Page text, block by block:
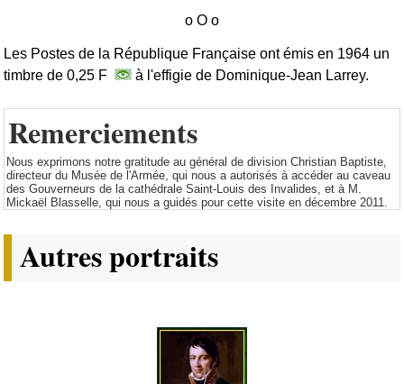
Les Postes de la République Française ont émis en 1964 un
timbre de 0,25 F
à l'effigie de Dominique-Jean Larrey.
Remerciements
Nous exprimons notre gratitude au général de division Christian Baptiste,
directeur du Musée de l'Armée, qui nous a autorisés à accéder au caveau
des Gouverneurs de la cathédrale Saint-Louis des Invalides, et à M.
Mickaël Blasselle, qui nous a guidés pour cette visite en décembre 2011.
Autres portraits